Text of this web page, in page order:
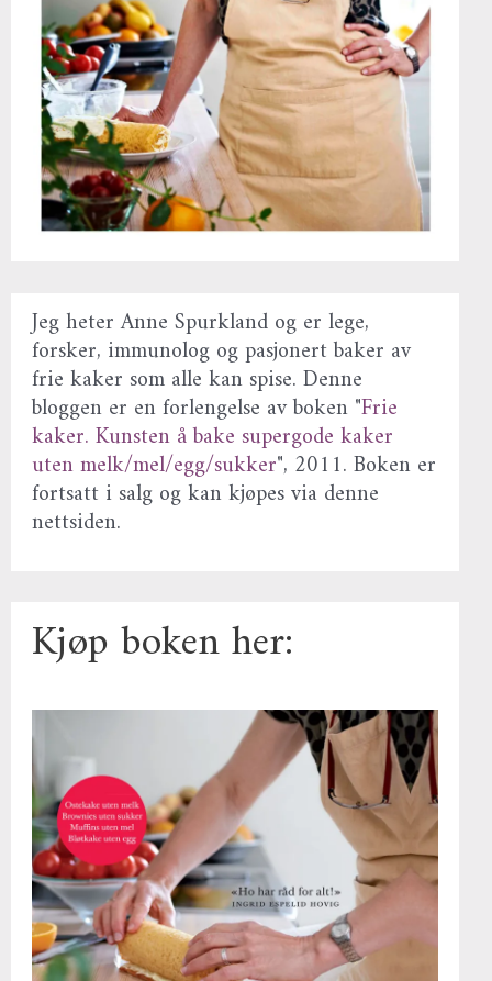
Jeg heter Anne Spurkland og er lege,
forsker, immunolog og pasjonert baker av
frie kaker som alle kan spise. Denne
bloggen er en forlengelse av boken "Frie
kaker. Kunsten å bake supergode kaker
uten melk/mel/egg/sukker", 2011. Boken er
fortsatt i salg og kan kjøpes via denne
nettsiden.
Kjøp boken her: